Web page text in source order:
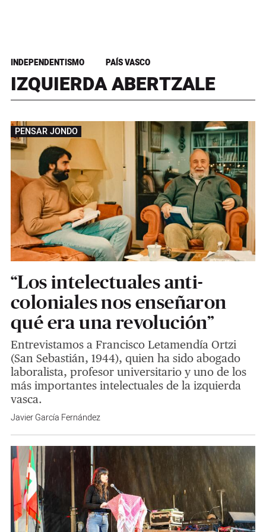
INDEPENDENTISMO PAÍS VASCO
IZQUIERDA ABERTZALE
PENSAR JONDO
“Los intelectuales anti-
coloniales nos enseñaron
qué era una revolución”
Entrevistamos a Francisco Letamendía Ortzi
(San Sebastián, 1944), quien ha sido abogado
laboralista, profesor universitario y uno de los
más importantes intelectuales de la izquierda
vasca.
Javier García Fernández